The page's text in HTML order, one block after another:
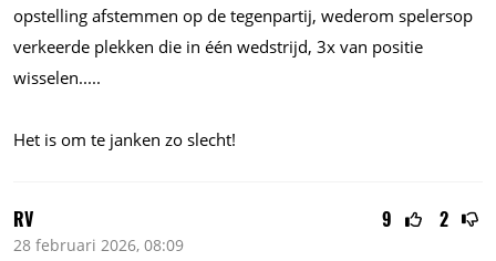
opstelling afstemmen op de tegenpartij, wederom spelersop
verkeerde plekken die in één wedstrijd, 3x van positie
wisselen.....
Het is om te janken zo slecht!
9 2
RV
28 februari 2026, 08:09